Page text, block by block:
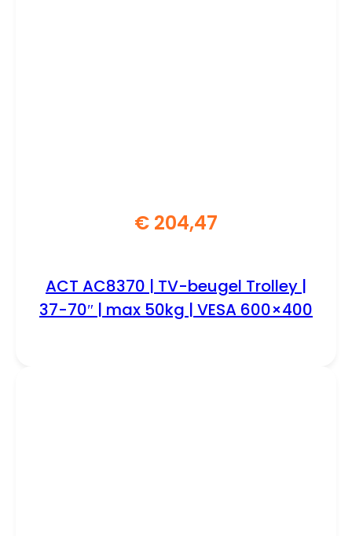
€ 204,47
ACT AC8370 | TV-beugel Trolley |
37-70″ | max 50kg | VESA 600×400